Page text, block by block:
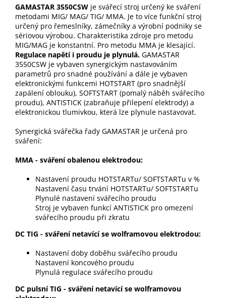
GAMASTAR 3550CSW je svářecí stroj určený ke sváření
metodami MIG/ MAG/ TIG/ MMA. Je to více funkční stroj
určený pro řemeslníky, zámečníky a výrobní podniky se
sériovou výrobou. Charakteristika zdroje pro metodu
MIG/MAG je konstantní. Pro metodu MMA je klesající.
Regulace napětí i proudu je plynulá. GAMASTAR
3550CSW je vybaven synergickým nastavováním
parametrů pro snadné používání a dále je vybaven
elektronickými funkcemi HOTSTART (pro snadnější
zapálení oblouku), SOFTSTART (pomalý náběh svářecího
proudu), ANTISTICK (zabraňuje přilepení elektrody) a
elektronickou tlumivkou, která lze plynule nastavovat.
Synergická svářečka řady GAMASTAR je určená pro
sváření:
MMA - sváření obalenou elektrodou:
Nastavení proudu HOTSTARTu/ SOFTSTARTu v %
Nastavení času trvání HOTSTARTu/ SOFTSTARTu
Plynulé nastavení svářecího proudu
Stroj je vybaven funkcí ANTISTICK pro omezení
svářecího proudu při zkratu
DC TIG - sváření netavící se wolframovou elektrodou:
Nastavení doby doběhu svářecího proudu
Nastavení koncového proudu
Plynulá regulace svářecího proudu
DC pulsní TIG - sváření netavící se wolframovou